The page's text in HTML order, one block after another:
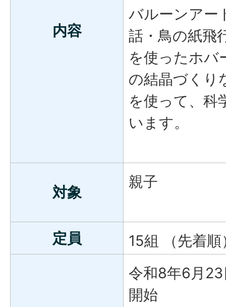
内容
バルーンアー
話・鳥の紙飛
を使ったホバ
の結晶づくり
を使って、科
います。
対象
親子
定員 15組 （先着順
令和8年6月
開始